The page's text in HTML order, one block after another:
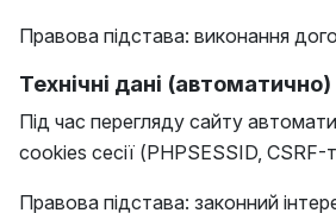
Правова підстава: виконання
Технічні дані (автоматично)
Під час перегляду сайту
cookies сесії (PHPSESSID,
Правова підстава: законний